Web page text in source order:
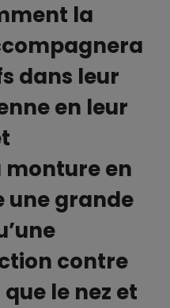
la
dans leur
en leur
monture en
une grande
contre
le nez et